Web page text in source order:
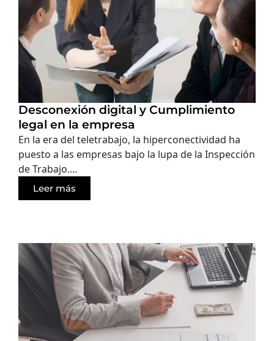
Desconexión digital y Cumplimiento
legal en la empresa
En la era del teletrabajo, la hiperconectividad ha
puesto a las empresas bajo la lupa de la Inspección
de Trabajo....
Leer más